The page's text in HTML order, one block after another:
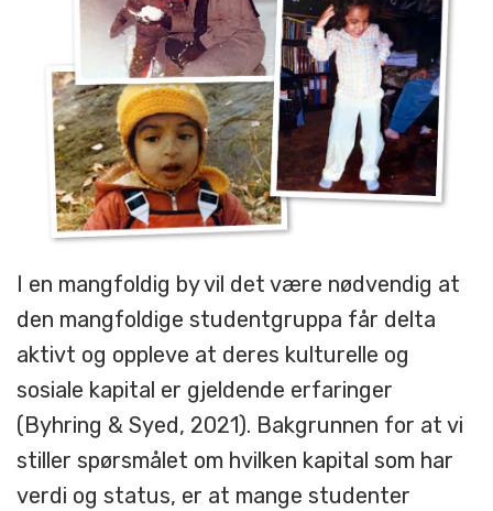
I en mangfoldig by vil det være nødvendig at
den mangfoldige studentgruppa får delta
aktivt og oppleve at deres kulturelle og
sosiale kapital er gjeldende erfaringer
(Byhring & Syed, 2021). Bakgrunnen for at vi
stiller spørsmålet om hvilken kapital som har
verdi og status, er at mange studenter